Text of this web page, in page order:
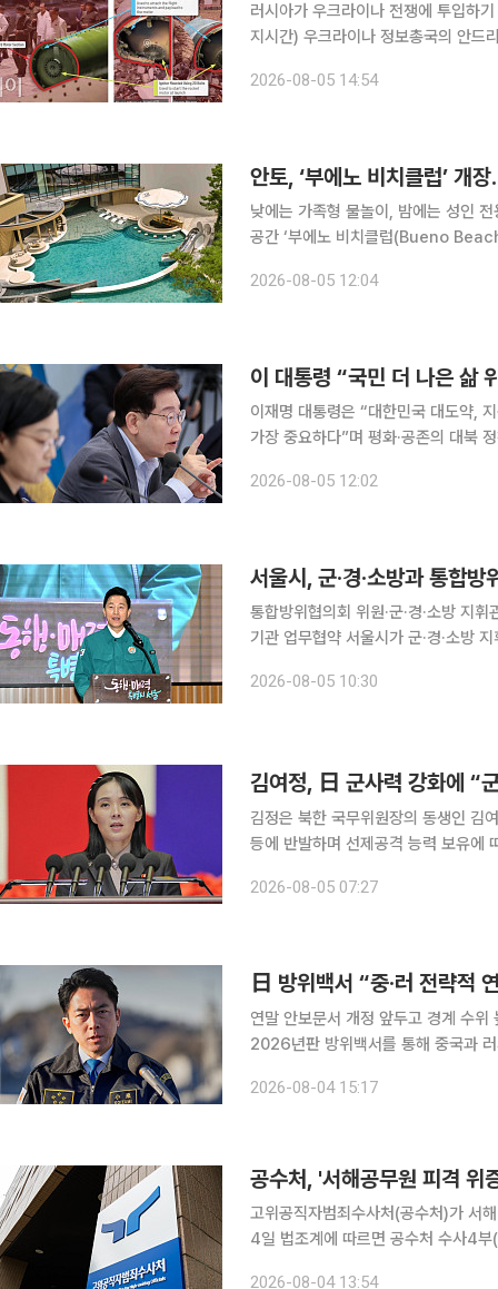
러시아가 우크라이나 전쟁에 투입하기
지시간) 우크라이나 정보총국의 안드
2026-08-05 14:54
안토, ‘부에노 비치클럽’ 개
낮에는 가족형 물놀이, 밤에는 성인 전용 DJ 풀파티 운영 하이엔
공간 ‘부에노 비치클럽(Bueno
인다. 5일 한화호텔앤드리조트에 따
2026-08-05 12:04
이 대통령 “국민 더 나은 삶
이재명 대통령은 “대한민국 대도약,
가장 중요하다”며 평화·공존의 대북 정책을 이어가라고
리 강조해도 지나치지 않으며 모든 것
2026-08-05 12:02
통합방위협의회 위원·군·경·소방 지
기관 업무협약 서울시가 군·경·소방 지휘관 등 300여 명이 참석한 자리에서 통합방위 공동대응체계
'2026년 서울시 통합방위회의'를 개
2026-08-05 10:30
김여정, 日 군사력 강화에 “
김정은 북한 국무위원장의 동생인 김
등에 반발하며 선제공격 능력 보유에 따른 군
2026-08-05 07:27
日 방위백서 “중·러 전략적
연말 안보문서 개정 앞두고 경계 수위 높
2026년판 방위백서를 통해 중국과
다. 다카이치 사나에 내각 출범 이후
2026-08-04 15:17
공수처, '서해공무원 피격 위
고위공직자범죄수사처(공수처)가 서
4일 법조계에 따르면 공수처 수사4
2026-08-04 13:54